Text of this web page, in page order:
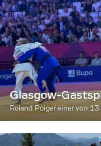
Glasgow-
Roland Poiger einer von 13